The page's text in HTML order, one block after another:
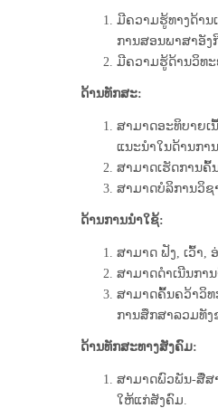
ມີຄວາມຮູ້ທາງດ້ານ
ການສອນພາສາອັງ
ມີຄວາມຮູ້ດ້ານວິທ
ດ້ານທັກສະ:
ສາມາດອະທິບາຍເ
ແນະນໍາໃນດ້ານກາ
ສາມາດເຮັດການຄົ້້
ສາມາດບໍລິການວິຊ
ດ້ານການນໍາໃຊ້:
ສາມາດ ຟັງ, ເວົ້າ,
ສາມາດດໍາເນີນກາ
ສາມາດຄົ້້ນຄວ້າວິທ
ການສຶກສາລວມທັ
ດ້ານທັກສະທາງສັງຄົມ:
ສາມາດພົວພັນ-ສື່ສ
ໃຫ້ແກ່ສັງຄົມ.